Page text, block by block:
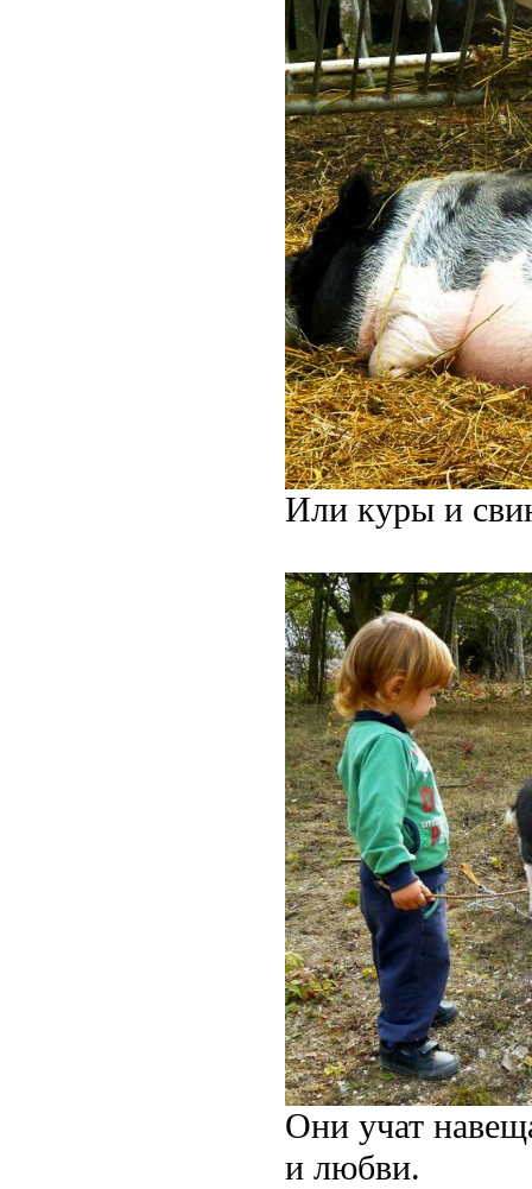
Или куры и
Они учат
и любви.